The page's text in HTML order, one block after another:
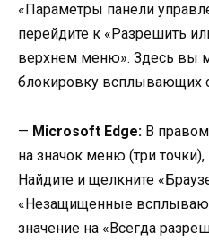
«Параметры панели
перейдите к «Разрешить
верхнем меню». Здесь вы
блокировку всплывающих
— Microsoft Edge: В
на значок меню (три
Найдите и щелкните
«Незащищенные
значение на «Всегда